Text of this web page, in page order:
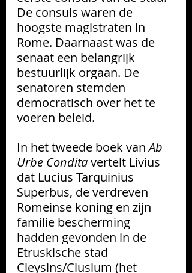
De consuls waren de
hoogste magistraten in
Rome. Daarnaast was de
senaat een belangrijk
bestuurlijk orgaan. De
senatoren stemden
democratisch over het te
voeren beleid.
In het tweede boek van Ab
Urbe Condita vertelt Livius
dat Lucius Tarquinius
Superbus, de verdreven
Romeinse koning en zijn
familie bescherming
hadden gevonden in de
Etruskische stad
Cleysins/Clusium (het